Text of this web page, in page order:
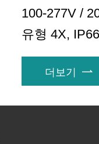
100-277V /
유형 4X, IP66
더보기 